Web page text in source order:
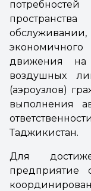
движения на
воздушных
(аэроузлов)
выполнения
Таджикистан.
Для
предприятие